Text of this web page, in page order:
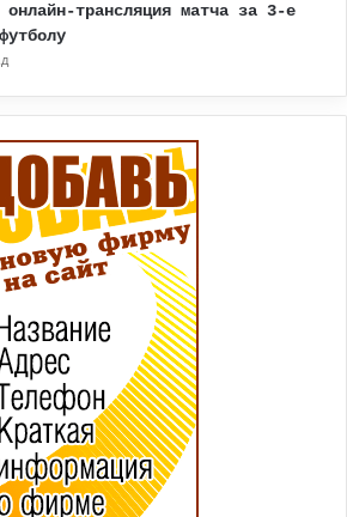
трансляция матча за 3-е